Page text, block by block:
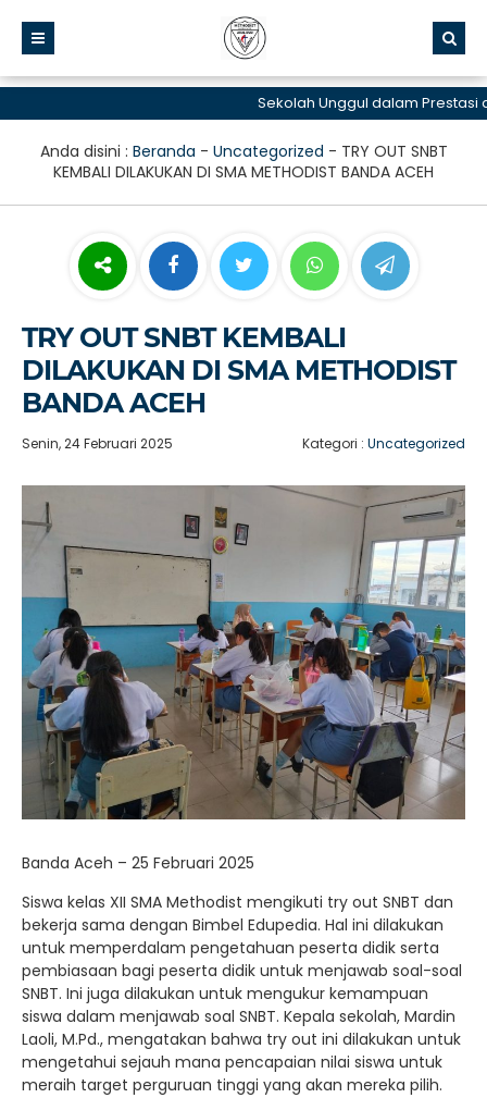
Sekolah Unggul dalam Prestasi dan
Anda disini : Beranda - Uncategorized - TRY OUT SNBT
KEMBALI DILAKUKAN DI SMA METHODIST BANDA ACEH
TRY OUT SNBT KEMBALI
DILAKUKAN DI SMA METHODIST
BANDA ACEH
Senin, 24 Februari 2025 Kategori : Uncategorized
Banda Aceh – 25 Februari 2025
Siswa kelas XII SMA Methodist mengikuti try out SNBT dan
bekerja sama dengan Bimbel Edupedia. Hal ini dilakukan
untuk memperdalam pengetahuan peserta didik serta
pembiasaan bagi peserta didik untuk menjawab soal-soal
SNBT. Ini juga dilakukan untuk mengukur kemampuan
siswa dalam menjawab soal SNBT. Kepala sekolah, Mardin
Laoli, M.Pd., mengatakan bahwa try out ini dilakukan untuk
mengetahui sejauh mana pencapaian nilai siswa untuk
meraih target perguruan tinggi yang akan mereka pilih.